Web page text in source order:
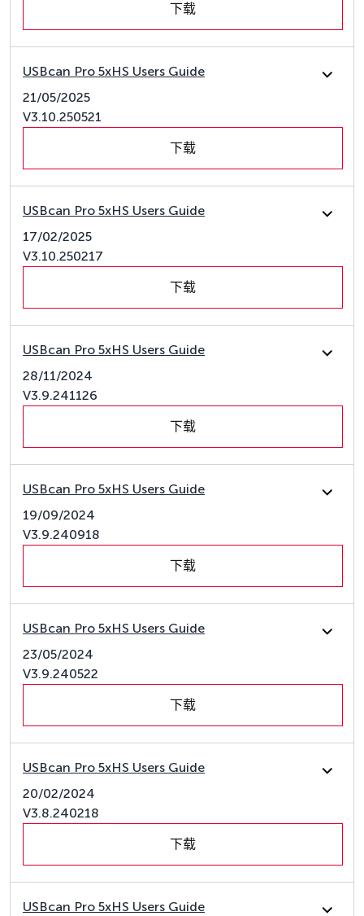
下载
USBcan Pro 5xHS Users Guide
21/05/2025
V3.10.250521
下载
USBcan Pro 5xHS Users Guide
17/02/2025
V3.10.250217
下载
USBcan Pro 5xHS Users Guide
28/11/2024
V3.9.241126
下载
USBcan Pro 5xHS Users Guide
19/09/2024
V3.9.240918
下载
USBcan Pro 5xHS Users Guide
23/05/2024
V3.9.240522
下载
USBcan Pro 5xHS Users Guide
20/02/2024
V3.8.240218
下载
USBcan Pro 5xHS Users Guide